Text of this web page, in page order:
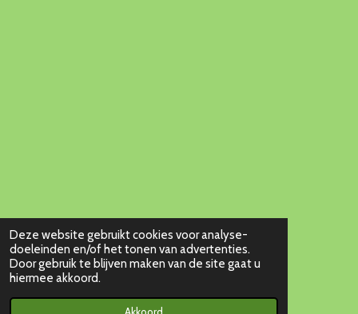
Deze website gebruikt cookies voor analyse-
doeleinden en/of het tonen van advertenties.
Door gebruik te blijven maken van de site gaat u
hiermee akkoord.